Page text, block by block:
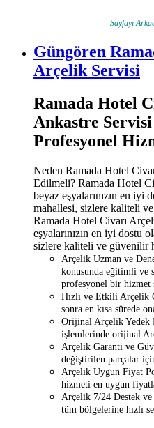
Sayfayı
Güngören
Arçelik Servisi
Ramada Hotel
Ankastre
Profesyonel
Neden Ramada Hotel
Edilmeli? Ramada Hotel
beyaz eşyalarınızın en iyi
mahallesi, sizlere kaliteli
Ramada Hotel Civarı
eşyalarınızın en iyi dostu
sizlere kaliteli ve güvenilir
Arçelik Uzman ve
konusunda eğitimli ve
profesyonel bir hizmet
Hızlı ve Etkili Arçelik
sonra en kısa sürede
Orijinal Arçelik Yedek
işlemlerinde orijinal
Arçelik Garanti ve
değiştirilen parçalar
Arçelik Uygun Fiyat
hizmeti en uygun
Arçelik 7/24 Destek
tüm bölgelerine hızlı